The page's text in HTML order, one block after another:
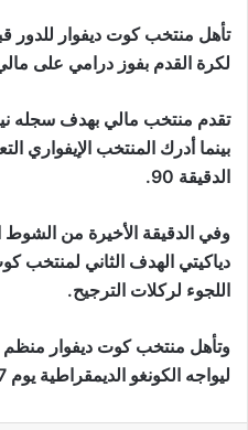
تأهل منتخب كوت ديفوار للدور
لكرة القدم بفوز درامي على مالي بنتيجة 2 / 1
بينما أدرك المنتخب الإيفواري
الدقيقة 90.
وفي الدقيقة الأخيرة من
دياكيتي الهدف الثاني لمنتخب
اللجوء لركلات الترجيح.
وتأهل منتخب كوت ديفوار منظم
ليواجه الكونغو الديمقراطية يوم 7 فبراير المقبل.